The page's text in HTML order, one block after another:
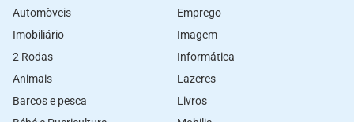
Automòveis
Imobiliário
2 Rodas
Animais
Barcos e pesca
Emprego
Imagem
Informática
Lazeres
Livros